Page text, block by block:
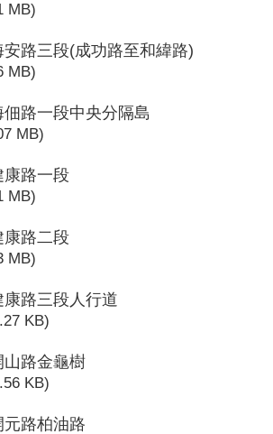
MB)
路三段(成功路至和緯路)
MB)
路一段中央分隔島
MB)
康路一段
MB)
康路二段
MB)
路三段人行道
KB)
路金龜樹
KB)
路柏油路